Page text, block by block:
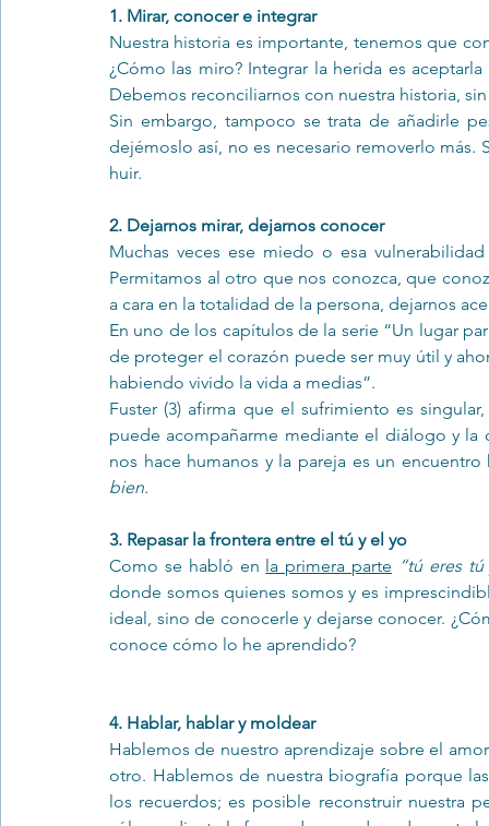
1. Mirar, conocer e integrar
Nuestra historia es importante, tenemos que
¿Cómo las miro? Integrar la herida es
Debemos reconciliarnos con nuestra historia,
Sin embargo, tampoco se trata de añadirle
dejémoslo así, no es necesario removerlo más.
huir.
2. Dejarnos mirar, dejarnos conocer
Muchas veces ese miedo o esa
Permitamos al otro que nos conozca, que
a cara en la totalidad de la persona, dejarnos
En uno de los capítulos de la serie “Un lugar
de proteger el corazón puede ser muy útil y
habiendo vivido la vida a medias”.
Fuster (3) afirma que el sufrimiento es
puede acompañarme mediante el diálogo y la
nos hace humanos y la pareja es un
bien.
3. Repasar la frontera entre el tú y el yo
Como se habló en la primera parte “tú eres
donde somos quienes somos y es
ideal, sino de conocerle y dejarse conocer.
conoce cómo lo he aprendido?
4. Hablar, hablar y moldear
Hablemos de nuestro aprendizaje sobre el
otro. Hablemos de nuestra biografía porque
los recuerdos; es posible reconstruir nuestra